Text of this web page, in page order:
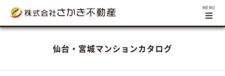
仙台・宮城マンションカタログ